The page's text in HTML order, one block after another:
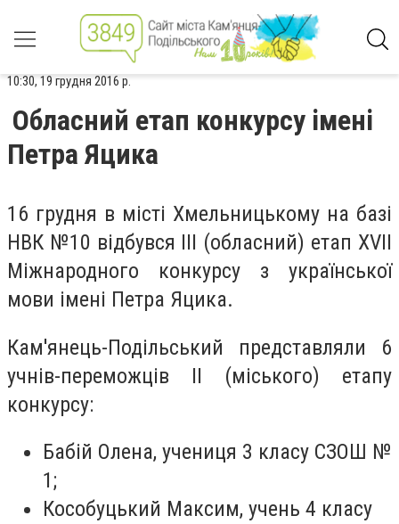
10:30, 19 грудня 2016 р.
Обласний етап конкурсу імені
Петра Яцика
16 грудня в місті Хмельницькому на базі
НВК №10 відбувся ІІІ (обласний) етап ХVІІ
Міжнародного конкурсу з української
мови імені Петра Яцика.
Кам'янець-Подільський представляли 6
учнів-переможців ІІ (міського) етапу
конкурсу:
Бабій Олена, учениця 3 класу СЗОШ №
1;
Кособуцький Максим, учень 4 класу